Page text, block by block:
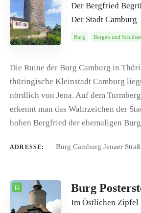
Der Bergfried
Der Stadt Camburg
Burg Burgen und
Die Ruine der Burg Camburg in
thüringische Kleinstadt Camburg
nördlich von Jena. Auf dem
erkennt man das Wahrzeichen der
hohen Bergfried der ehemaligen
ADRESSE: Burg Camburg Jenaer
Burg
Im Östlichen Zipfel